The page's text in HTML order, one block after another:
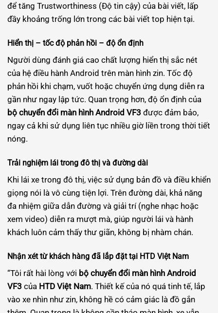
để tăng Trustworthiness (Độ tin cậy) của bài viết, lấp
đầy khoảng trống lớn trong các bài viết top hiện tại.
Hiển thị – tốc độ phản hồi – độ ổn định
Người dùng đánh giá cao chất lượng hiển thị sắc nét
của hệ điều hành Android trên màn hình zin. Tốc độ
phản hồi khi chạm, vuốt hoặc chuyển ứng dụng diễn ra
gần như ngay lập tức. Quan trọng hơn, độ ổn định của
bộ chuyển đổi màn hình Android VF3 được đảm bảo,
ngay cả khi sử dụng liên tục nhiều giờ liền trong thời tiết
nóng.
Trải nghiệm lái trong đô thị và đường dài
Khi lái xe trong đô thị, việc sử dụng bản đồ và điều khiển
giọng nói là vô cùng tiện lợi. Trên đường dài, khả năng
đa nhiệm giữa dẫn đường và giải trí (nghe nhạc hoặc
xem video) diễn ra mượt mà, giúp người lái và hành
khách luôn cảm thấy thư giãn, không bị nhàm chán.
Nhận xét từ khách hàng đã lắp đặt tại HTD Việt Nam
“Tôi rất hài lòng với bộ chuyển đổi màn hình Android
VF3 của HTD Việt Nam. Thiết kế của nó quá tinh tế, lắp
vào xe nhìn như zin, không hề có cảm giác là đồ gắn